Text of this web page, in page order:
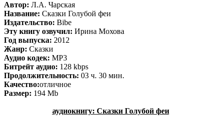
Автор: Л.А. Чарская
Название: Сказки Голубой феи
Издательство: Bibe
Эту книгу озвучил: Ирина Мохова
Год выпуска: 2012
Жанр: Сказки
Аудио кодек: MP3
Битрейт аудио: 128 kbps
Продолжительность: 03 ч. 30 мин.
Качество:отличное
Размер: 194 Мb
аудиокнигу: Сказки Голубой феи